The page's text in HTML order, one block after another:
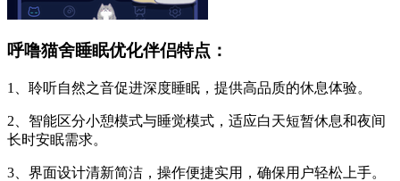
呼噜猫舍睡眠优化伴侣特点：
1、聆听自然之音促进深度睡眠，提供高品质的休息体验。
2、智能区分小憩模式与睡觉模式，适应白天短暂休息和夜间
长时安眠需求。
3、界面设计清新简洁，操作便捷实用，确保用户轻松上手。